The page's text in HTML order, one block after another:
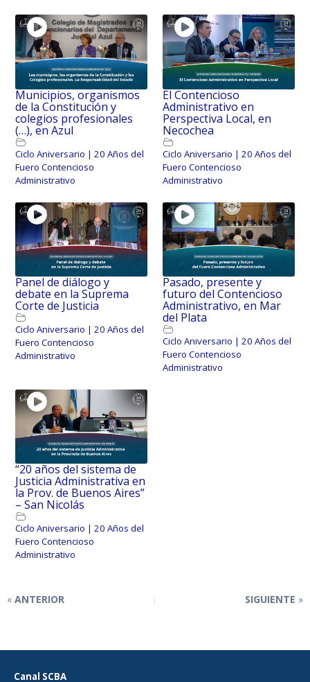
Municipios, organismos
de la Constitución y
colegios profesionales
(…), en Azul
Ciclo Aniversario | 20 Años del
Fuero Contencioso
Administrativo
El Contencioso
Administrativo en
Perspectiva Local, en
Necochea
Ciclo Aniversario | 20 Años del
Fuero Contencioso
Administrativo
Panel de diálogo y
debate en la Suprema
Corte de Justicia
Ciclo Aniversario | 20 Años del
Fuero Contencioso
Administrativo
Pasado, presente y
futuro del Contencioso
Administrativo, en Mar
del Plata
Ciclo Aniversario | 20 Años del
Fuero Contencioso
Administrativo
“20 años del sistema de
Justicia Administrativa en
la Prov. de Buenos Aires”
– San Nicolás
Ciclo Aniversario | 20 Años del
Fuero Contencioso
Administrativo
ANTERIOR SIGUIENTE
Canal SCBA